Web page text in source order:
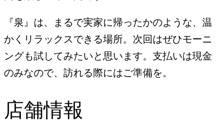
『泉』は、まるで実家に帰ったかのような、温
かくリラックスできる場所。次回はぜひモーニ
ングも試してみたいと思います。支払いは現金
のみなので、訪れる際にはご準備を。
店舗情報